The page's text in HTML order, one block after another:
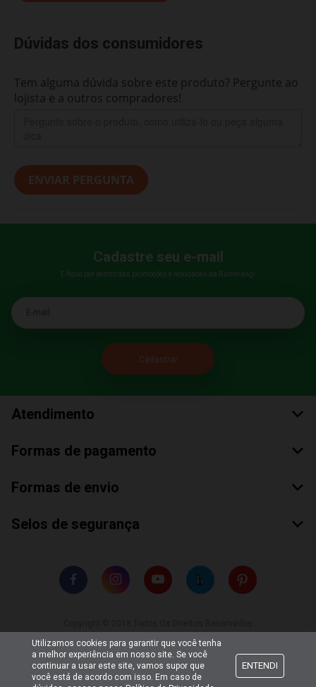
Dúvidas dos consumidores
Tem alguma dúvida sobre este produto? Pergunte ao
lojista e a outros compradores!
ENVIAR PERGUNTA
Cadastre seu e-mail
E fique por dentro das promoções e novidades da Bumerang!
E-mail
Atendimento
Formas de pagamento
Formas de envio
Selos de segurança
Utilizamos cookies para garantir que você tenha
a melhor experiência em nosso site. Se você
continuar a usar este site, vamos supor que
você está de acordo com isso. Em caso de
ENTENDI